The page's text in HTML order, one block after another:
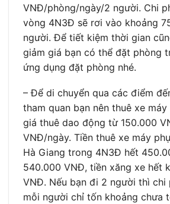
VNĐ/phòng/ngày/2 người. Chi
vòng 4N3Đ sẽ rơi vào khoảng
người. Để tiết kiệm thời gian
giảm giá bạn có thể đặt phòng
ứng dụng đặt phòng nhé.
– Để di chuyển qua các điểm
tham quan bạn nên thuê xe
giá thuê dao động từ 150.000
VNĐ/ngày. Tiền thuê xe máy
Hà Giang trong 4N3Đ hết
540.000 VNĐ, tiền xăng xe hết
VNĐ. Nếu bạn đi 2 người thì chi
mỗi người chỉ tốn khoảng chưa